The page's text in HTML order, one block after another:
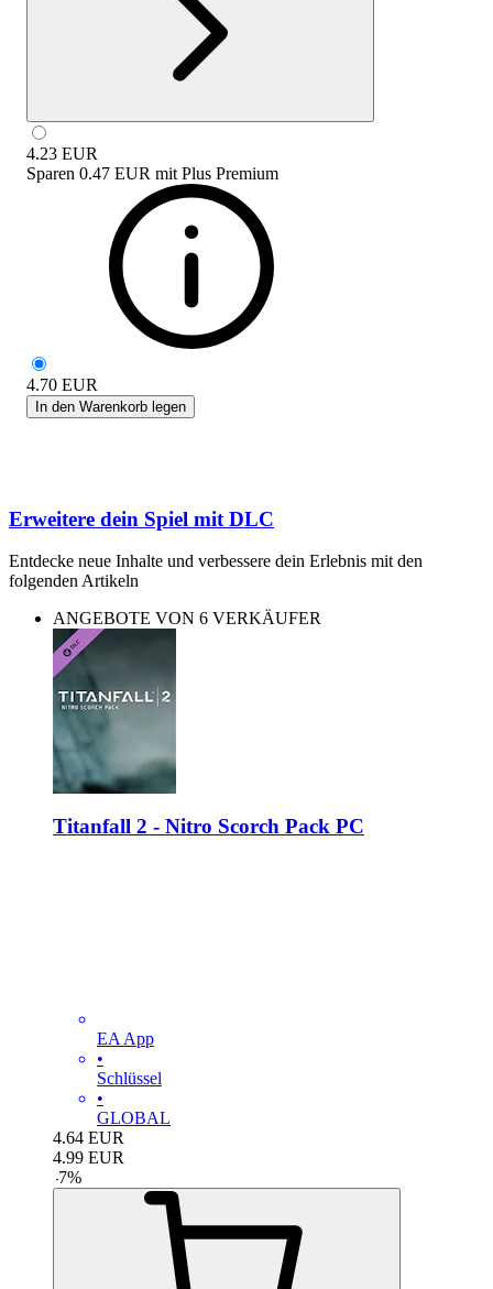
4.23 EUR
Sparen 0.47 EUR mit Plus Premium
4.70 EUR
In den Warenkorb legen
Erweitere dein Spiel mit DLC
Entdecke neue Inhalte und verbessere dein Erlebnis mit den
folgenden Artikeln
ANGEBOTE VON 6 VERKÄUFER
Titanfall 2 - Nitro Scorch Pack PC
EA App
•
Schlüssel
•
GLOBAL
4.64 EUR
4.99 EUR
-7%